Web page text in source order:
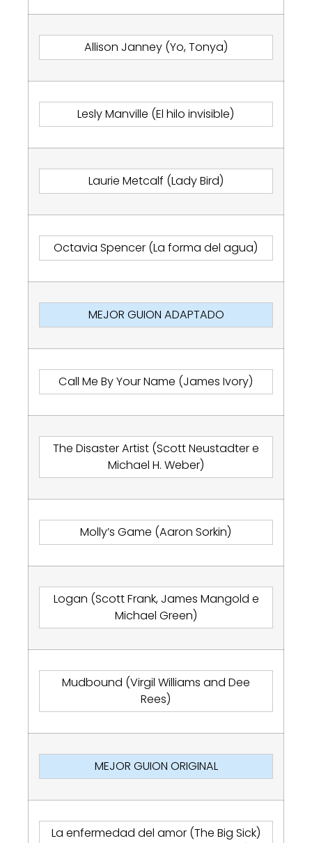
Allison Janney (Yo, Tonya)
Lesly Manville (El hilo invisible)
Laurie Metcalf (Lady Bird)
Octavia Spencer (La forma del agua)
MEJOR GUION ADAPTADO
Call Me By Your Name (James Ivory)
The Disaster Artist (Scott Neustadter e
Michael H. Weber)
Molly’s Game (Aaron Sorkin)
Logan (Scott Frank, James Mangold e
Michael Green)
Mudbound (Virgil Williams and Dee
Rees)
MEJOR GUION ORIGINAL
La enfermedad del amor (The Big Sick)